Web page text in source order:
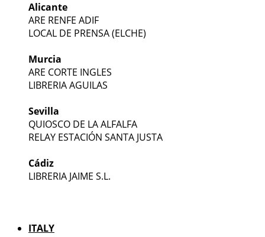
Alicante
ARE RENFE ADIF
LOCAL DE PRENSA (ELCHE)
Murcia
ARE CORTE INGLES
LIBRERIA AGUILAS
Sevilla
QUIOSCO DE LA ALFALFA
RELAY ESTACIÓN SANTA JUSTA
Cádiz
LIBRERIA JAIME S.L.
ITALY